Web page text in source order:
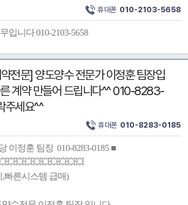
휴대폰 010-2103-5658
입니다 010-2103-5658
전문] 양도양수 전문가 이정훈 팀장입
계약 만들어 드립니다^^ 010-8283-
주세요^^
휴대폰 010-8283-0185
이정훈 팀장 010-8283-0185 ■
빠른시스템 급매)